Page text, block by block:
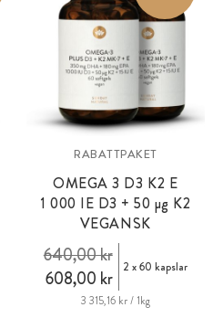
RABATTPAKET
OMEGA 3 D3 K2 E
1 000 IE D3 + 50 µg K2
VEGANSK
608,00 kr
640,00 kr 2 x 60 kapslar
3 315,16 kr / 1kg